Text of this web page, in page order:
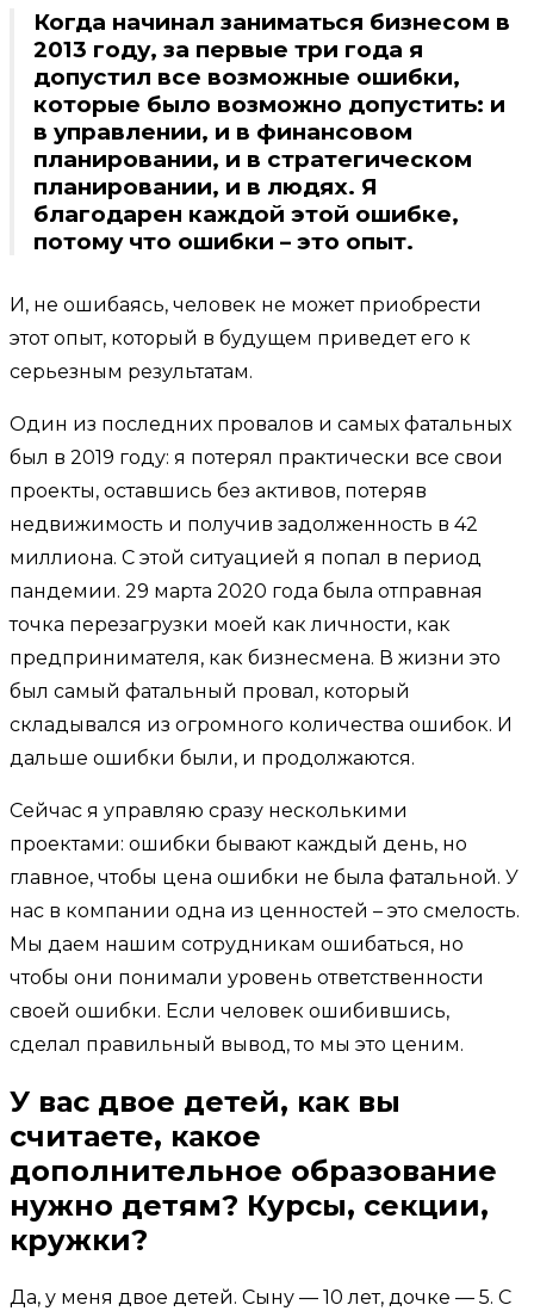
Когда начинал заниматься бизнесом в
2013 году, за первые три года я
допустил все возможные ошибки,
которые было возможно допустить: и
в управлении, и в финансовом
планировании, и в стратегическом
планировании, и в людях. Я
благодарен каждой этой ошибке,
потому что ошибки – это опыт.
И, не ошибаясь, человек не может приобрести
этот опыт, который в будущем приведет его к
серьезным результатам.
Один из последних провалов и самых фатальных
был в 2019 году: я потерял практически все свои
проекты, оставшись без активов, потеряв
недвижимость и получив задолженность в 42
миллиона. С этой ситуацией я попал в период
пандемии. 29 марта 2020 года была отправная
точка перезагрузки моей как личности, как
предпринимателя, как бизнесмена. В жизни это
был самый фатальный провал, который
складывался из огромного количества ошибок. И
дальше ошибки были, и продолжаются.
Сейчас я управляю сразу несколькими
проектами: ошибки бывают каждый день, но
главное, чтобы цена ошибки не была фатальной. У
нас в компании одна из ценностей – это смелость.
Мы даем нашим сотрудникам ошибаться, но
чтобы они понимали уровень ответственности
своей ошибки. Если человек ошибившись,
сделал правильный вывод, то мы это ценим.
У вас двое детей, как вы
считаете, какое
дополнительное образование
нужно детям? Курсы, секции,
кружки?
Да, у меня двое детей. Сыну — 10 лет, дочке — 5. С